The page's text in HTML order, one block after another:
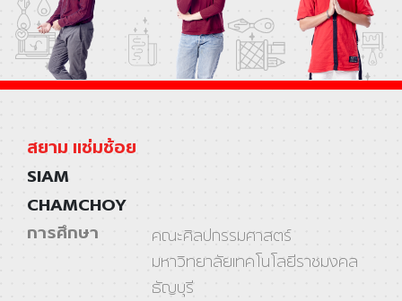
สยาม แช่มช้อย
SIAM
CHAMCHOY
การศึกษา
คณะศิลปกรรมศาสตร์
มหาวิทยาลัยเทคโนโลยีราชมงคล
ธัญบุรี